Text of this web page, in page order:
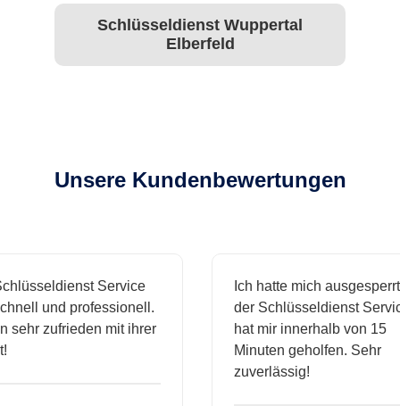
Schlüsseldienst Wuppertal
Elberfeld
Unsere Kundenbewertungen
Service
und professionell.
sehr zufrieden mit ihrer
Ich hatte mich ausgesperrt
der Schlüsseldienst
hat mir innerhalb von 15
Minuten geholfen. Sehr
zuverlässig!